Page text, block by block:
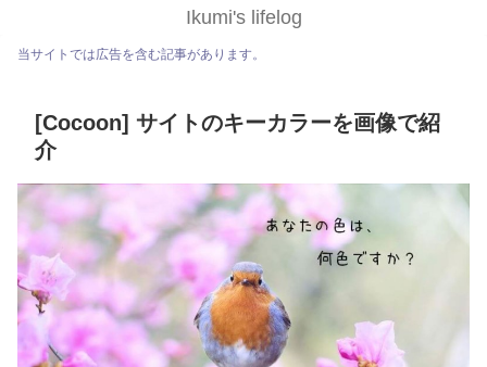
Ikumi's lifelog
当サイトでは広告を含む記事があります。
[Cocoon] サイトのキーカラーを画像で紹
介